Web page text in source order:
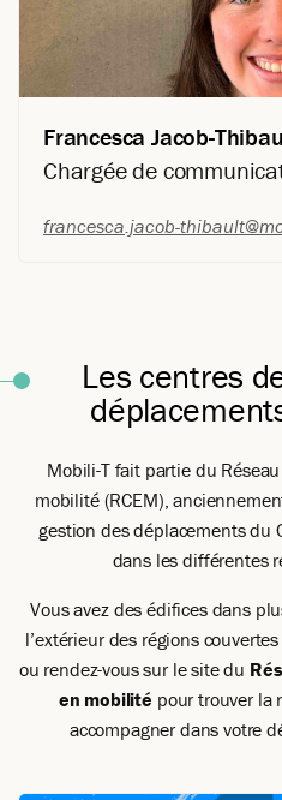
multidisciplinaire. Sa capacité à
de motivations communes lui
projets collaboratifs au service
Francesca Jacob-
Chargée de
francesca.jacob-
Francesca a rejoint l’équipe de
l’Université Laval. Son parcours
stratégies de communications
auprès d’organisations
Francesca joue un rôle clé dans
de l’équipe, veillant à accroître
mobiliser les acteurs du milieu
Les centres
Mobili-T fait partie du Réseau
mobilité (RCEM),
gestion des déplacements du
dans les différentes
Vous avez des édifices dans
l’extérieur des régions
ou rendez-vous sur le site du
en mobilité pour trouver la
accompagner dans votre